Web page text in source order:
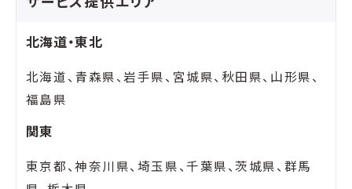
北海道・東北
北海道、青森県、岩手県、宮城県、秋田県、山形県、
福島県
関東
東京都、神奈川県、埼玉県、千葉県、茨城県、群馬